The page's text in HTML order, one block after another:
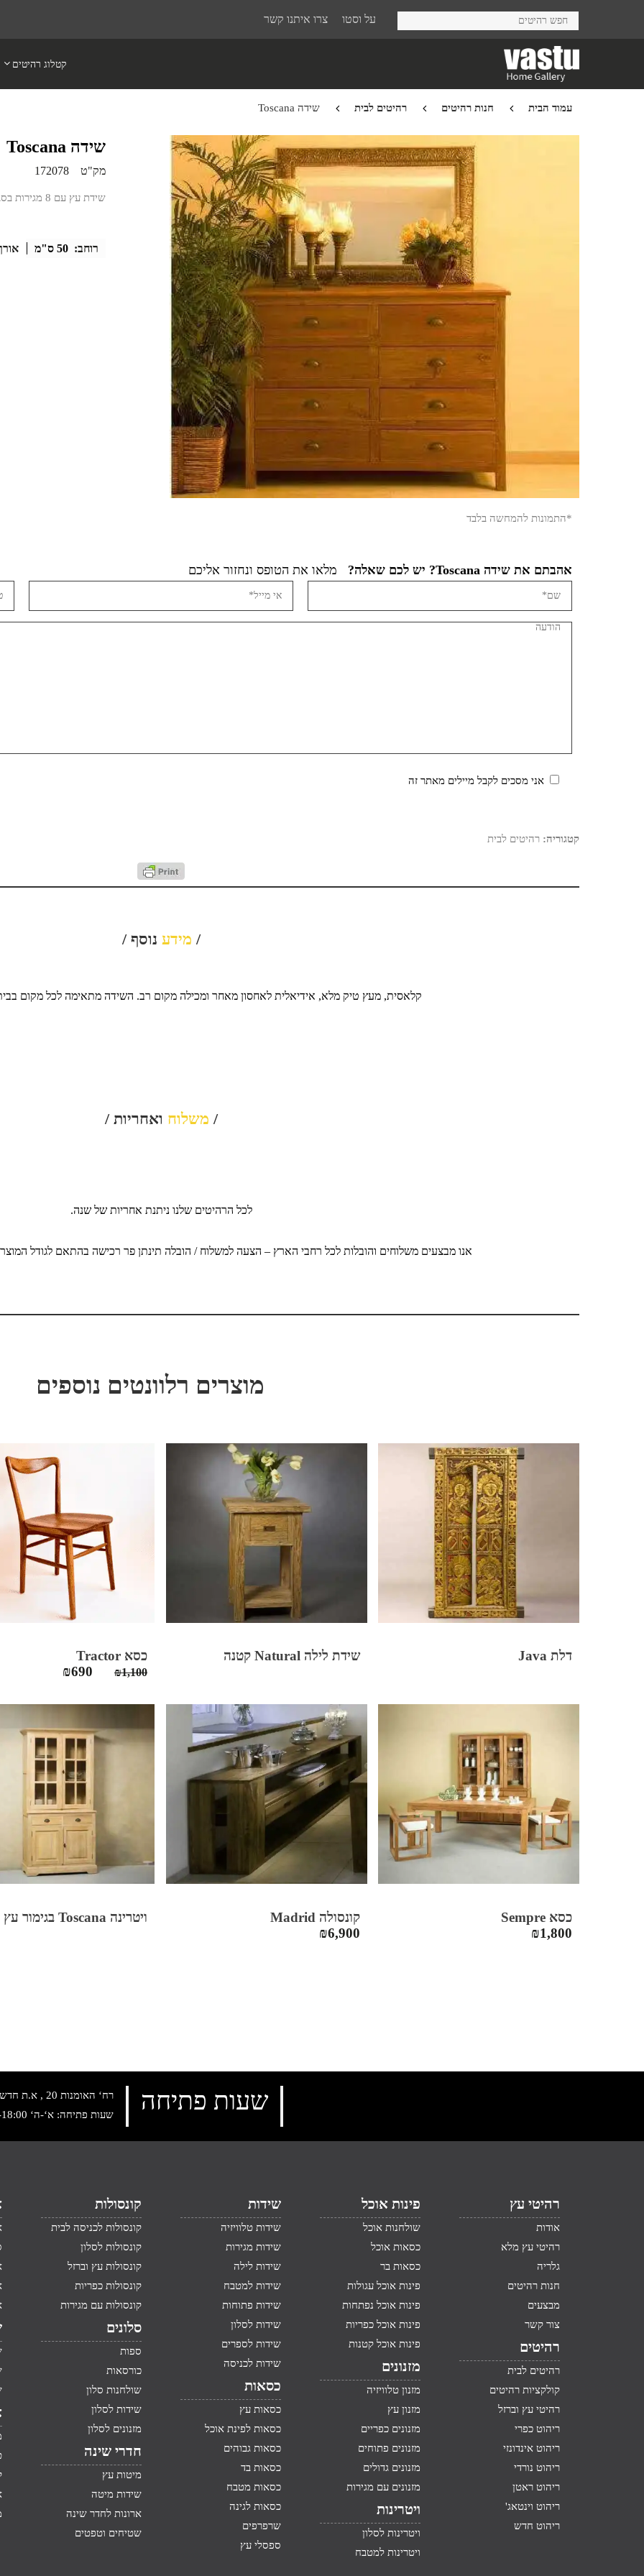
על וסטו צרו איתנו קשר
קטלוג רהיטים
עמוד הבית חנות רהיטים רהיטים לבית שידה Toscana
*התמונות להמחשה בלבד
שידה Toscana
מק"ט 172078
שידת עץ עם 8 מגירות בסגנון איטלקי
רוחב: 50 ס"מ
אהבתם את שידה Toscana? יש לכם שאלה? מלאו את הטופס ונחזור אליכם
אני מסכים לקבל מיילים מאתר זה
קטגוריה: רהיטים לבית
/ מידע נוסף /
קלאסית, מעץ טיק מלא, אידיאלית לאחסון מאחר ומכילה מקום רב. השידה מתאימה לכל מקום
/ משלוח ואחריות /
לכל הרהיטים שלנו ניתנת אחריות של שנה.
אנו מבצעים משלוחים והובלות לכל רחבי הארץ – הצעה למשלוח / הובלה תינתן פר רכישה בהתאם לגודל המוצר,
מוצרים רלוונטים נוספים
דלת Java שידת לילה Natural קטנה כסא Tractor
₪1,100
המחיר
היה:
₪690
הוא:
כסא Sempre
₪1,800
קונסולה Madrid
₪6,900
ויטרינה Toscana בגימור עץ בהיר
רח‘ האומנות 20 , א.ת חדש נתניה, טלפון:
שעות פתיחה: א‘-ה‘ 10:00-18:00 , שישי: 9:00-14:00
שעות פתיחה
רהיטי עץ
אודות
רהיטי עץ מלא
גלריה
חנות רהיטים
מבצעים
צור קשר
רהיטים
רהיטים לבית
קולקציות רהיטים
רהיטי עץ וברזל
ריהוט כפרי
ריהוט אינדונזי
ריהוט נורדי
ריהוט ראטן
ריהוט וינטאג'
ריהוט חדש
פינות אוכל
שולחנות אוכל
כסאות אוכל
כסאות בר
פינות אוכל עגולות
פינות אוכל נפתחות
פינות אוכל כפריות
פינות אוכל קטנות
מזנונים
מזנון טלוויזיה
מזנון עץ
מזנונים כפריים
מזנונים פתוחים
מזנונים גדולים
מזנונים עם מגירות
ויטרינות
ויטרינות לסלון
ויטרינות למטבח
שידות
שידות טלוויזיה
שידות מגירות
שידות לילה
שידות למטבח
שידות פתוחות
שידות לסלון
שידות לספרים
שידות לכניסה
כסאות
כסאות עץ
כסאות לפינת אוכל
כסאות גבוהים
כסאות בד
כסאות מטבח
כסאות לגינה
שרפרפים
ספסלי עץ
קונסולות
קונסולות לכניסה לבית
קונסולות לסלון
קונסולות עץ וברזל
קונסולות כפריות
קונסולות עם מגירות
סלונים
ספות
כורסאות
שולחנות סלון
שידות לסלון
מזנונים לסלון
חדרי שינה
מיטות עץ
שידות מיטה
ארונות לחדר שינה
שטיחים וטפטים